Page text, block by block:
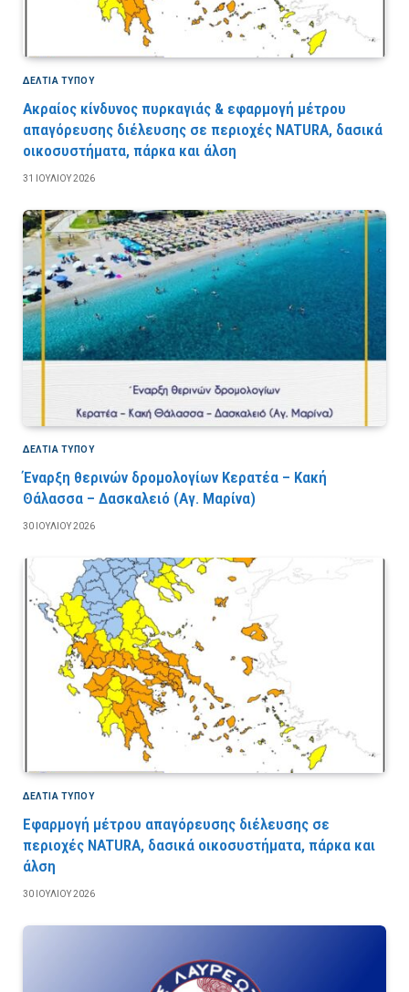
ΔΕΛΤΙΑ ΤΥΠΟΥ
Ακραίος κίνδυνος πυρκαγιάς & εφαρμογή μέτρου
απαγόρευσης διέλευσης σε περιοχές NATURA, δασικά
οικοσυστήματα, πάρκα και άλση
31 ΙΟΥΛΊΟΥ 2026
ΔΕΛΤΙΑ ΤΥΠΟΥ
Έναρξη θερινών δρομολογίων Κερατέα – Κακή
Θάλασσα – Δασκαλειό (Αγ. Μαρίνα)
30 ΙΟΥΛΊΟΥ 2026
ΔΕΛΤΙΑ ΤΥΠΟΥ
Εφαρμογή μέτρου απαγόρευσης διέλευσης σε
περιοχές NATURA, δασικά οικοσυστήματα, πάρκα και
άλση
30 ΙΟΥΛΊΟΥ 2026